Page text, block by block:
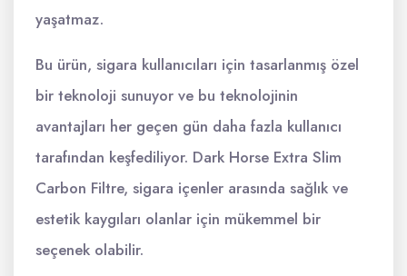
yaşatmaz.
Bu ürün, sigara kullanıcıları için tasarlanmış özel
bir teknoloji sunuyor ve bu teknolojinin
avantajları her geçen gün daha fazla kullanıcı
tarafından keşfediliyor. Dark Horse Extra Slim
Carbon Filtre, sigara içenler arasında sağlık ve
estetik kaygıları olanlar için mükemmel bir
seçenek olabilir.